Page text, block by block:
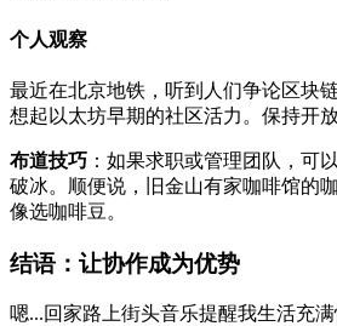
个人观察
最近在北京地铁，听到人们争论区
想起以太坊早期的社区活力。保持开放
布道技巧 ：如果求职或管理团队，可
破冰。顺便说，旧金山有家咖啡馆
像选咖啡豆。
结语：让协作成为优势
嗯...回家路上街头音乐提醒我生活充